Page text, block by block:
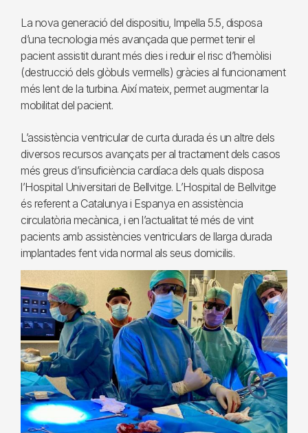
La nova generació del dispositiu, Impella 5.5, disposa
d’una tecnologia més avançada que permet tenir el
pacient assistit durant més dies i reduir el risc d’hemòlisi
(destrucció dels glòbuls vermells) gràcies al funcionament
més lent de la turbina. Així mateix, permet augmentar la
mobilitat del pacient.
L’assistència ventricular de curta durada és un altre dels
diversos recursos avançats per al tractament dels casos
més greus d’insuficiència cardíaca dels quals disposa
l’Hospital Universitari de Bellvitge. L’Hospital de Bellvitge
és referent a Catalunya i Espanya en assistència
circulatòria mecànica, i en l’actualitat té més de vint
pacients amb assistències ventriculars de llarga durada
implantades fent vida normal als seus domicilis.